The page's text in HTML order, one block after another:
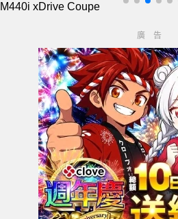
M440i xDrive Coupe